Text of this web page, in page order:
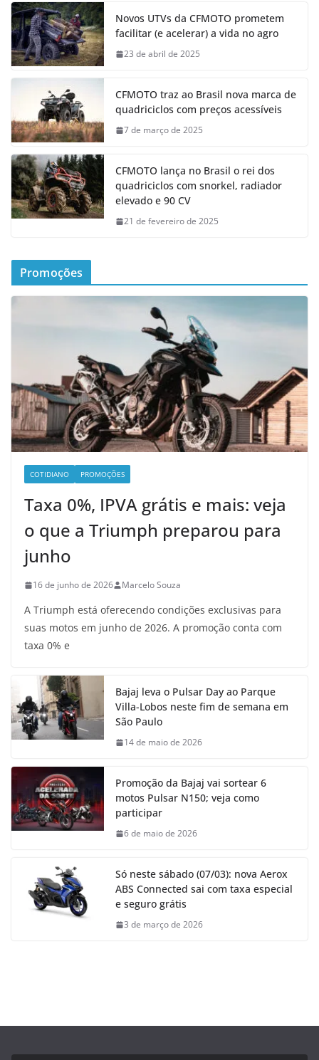
Novos UTVs da CFMOTO prometem
facilitar (e acelerar) a vida no agro
23 de abril de 2025
CFMOTO traz ao Brasil nova marca de
quadriciclos com preços acessíveis
7 de março de 2025
CFMOTO lança no Brasil o rei dos
quadriciclos com snorkel, radiador
elevado e 90 CV
21 de fevereiro de 2025
Promoções
COTIDIANO PROMOÇÕES
Taxa 0%, IPVA grátis e mais: veja
o que a Triumph preparou para
junho
16 de junho de 2026 Marcelo Souza
A Triumph está oferecendo condições exclusivas para
suas motos em junho de 2026. A promoção conta com
taxa 0% e
Bajaj leva o Pulsar Day ao Parque
Villa-Lobos neste fim de semana em
São Paulo
14 de maio de 2026
Promoção da Bajaj vai sortear 6
motos Pulsar N150; veja como
participar
6 de maio de 2026
Só neste sábado (07/03): nova Aerox
ABS Connected sai com taxa especial
e seguro grátis
3 de março de 2026